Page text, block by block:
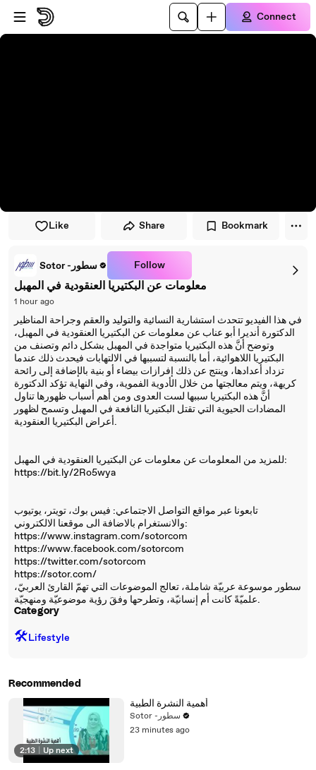
Skip to player
Skip to main content
Connect
Like Share Bookmark
Sotor -سطور Follow
معلومات عن البكتيريا العنقودية في المهبل
1 hour ago
في هذا الفيديو تتحدث استشارية النسائية والتوليد والعقم وجراحة المناظير
الدكتورة أنديرا أبو عناب عن معلومات عن البكتيريا العنقودية في المهبل،
وتوضح أنَّ هذه البكتيريا متواجدة في المهبل بشكل دائم وتصنف من
البكتيريا اللاهوائية، أما بالنسبة لتسببها في الالتهابات فيحدث ذلك عندما
تزداد أعدادها، وينتج عن ذلك إفرازات بيضاء أو بنية بالإضافة إلى رائحة
كريهة، ويتم معالجتها من خلال الأدوية الفموية، وفي النهاية تؤكد الدكتورة
أنَّ هذه البكتيريا سببها لست العدوى ومن أهم أسباب ظهورها تناول
المضادات الحيوية التي تقتل البكتيريا النافعة في المهبل وتسمح لظهور
أعراض البكتيريا العنقودية.
للمزيد من المعلومات عن معلومات عن البكتيريا العنقودية في المهبل:
https://bit.ly/2Ro5wya
تابعونا عبر مواقع التواصل الاجتماعي: فيس بوك، تويتر، يوتيوب
والانستغرام بالاضافة الى موقعنا الالكتروني:
https://www.instagram.com/sotorcom
https://www.facebook.com/sotorcom
https://twitter.com/sotorcom
https://sotor.com/
سطور موسوعة عربيّة شاملة، تعالج الموضوعات التي تهمّ القارئ العربيّ،
علميّةً كانت أم إنسانيّة، وتطرحها وفقَ رؤية موضوعيّة ومنهجيّة.
Category
🛠️Lifestyle
Recommended
2:13 Up next
أهمية النشرة الطبية
Sotor -سطور
23 minutes ago